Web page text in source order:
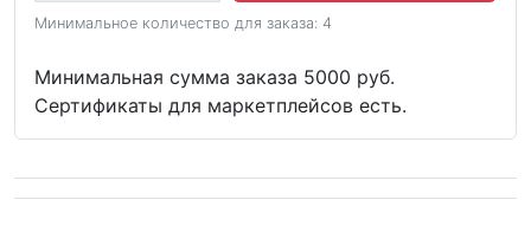
Минимальное количество для заказа: 4
Минимальная сумма заказа 5000 руб.
Сертификаты для маркетплейсов есть.